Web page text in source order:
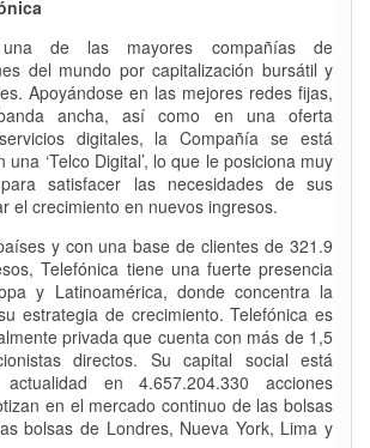
de las mayores compañías de
del mundo por capitalización bursátil y
Apoyándose en las mejores redes fijas,
ancha, así como en una oferta
digitales, la Compañía se está
‘Telco Digital’, lo que le posiciona muy
satisfacer las necesidades de sus
el crecimiento en nuevos ingresos.
y con una base de clientes de 321.9
Telefónica tiene una fuerte presencia
y Latinoamérica, donde concentra la
estrategia de crecimiento. Telefónica es
privada que cuenta con más de 1,5
directos. Su capital social está
en 4.657.204.330 acciones
en el mercado continuo de las bolsas
bolsas de Londres, Nueva York, Lima y